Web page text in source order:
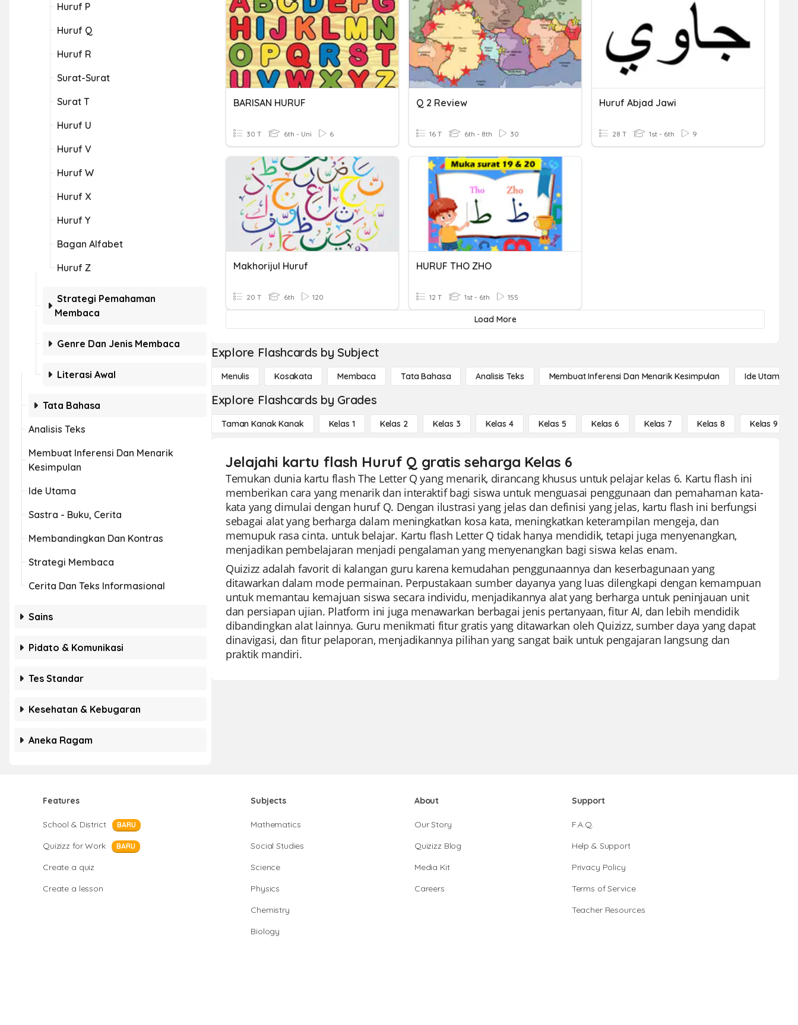
Huruf P
Huruf Q
Huruf R
Surat-Surat
Surat T
Huruf U
Huruf V
Huruf W
Huruf X
Huruf Y
Bagan Alfabet
Huruf Z
Strategi Pemahaman
Membaca
Genre Dan Jenis Membaca
Literasi Awal
Tata Bahasa
Analisis Teks
Membuat Inferensi Dan Menarik
Kesimpulan
Ide Utama
Sastra - Buku, Cerita
Membandingkan Dan Kontras
Strategi Membaca
Cerita Dan Teks Informasional
Sains
Pidato & Komunikasi
Tes Standar
Kesehatan & Kebugaran
Aneka Ragam
BARISAN HURUF
30 T 6th - Uni 6
Q 2 Review
16 T 6th - 8th 30
Huruf Abjad Jawi
28 T 1st - 6th 9
Makhorijul Huruf
20 T 6th 120
HURUF THO ZHO
12 T 1st - 6th 155
Load More
Explore Flashcards by Subject
Menulis Kosakata Membaca Tata Bahasa Analisis Teks Membuat Inferensi Dan Menarik Kesimpulan Ide Utama
Explore Flashcards by Grades
Taman Kanak Kanak Kelas 1 Kelas 2 Kelas 3 Kelas 4 Kelas 5 Kelas 6 Kelas 7 Kelas 8 Kelas 9
Jelajahi kartu flash Huruf Q gratis seharga Kelas 6
Temukan dunia kartu flash The Letter Q yang menarik, dirancang khusus untuk pelajar kelas 6. Kartu flash ini
memberikan cara yang menarik dan interaktif bagi siswa untuk menguasai penggunaan dan pemahaman kata-
kata yang dimulai dengan huruf Q. Dengan ilustrasi yang jelas dan definisi yang jelas, kartu flash ini berfungsi
sebagai alat yang berharga dalam meningkatkan kosa kata, meningkatkan keterampilan mengeja, dan
memupuk rasa cinta. untuk belajar. Kartu flash Letter Q tidak hanya mendidik, tetapi juga menyenangkan,
menjadikan pembelajaran menjadi pengalaman yang menyenangkan bagi siswa kelas enam.
Quizizz adalah favorit di kalangan guru karena kemudahan penggunaannya dan keserbagunaan yang
ditawarkan dalam mode permainan. Perpustakaan sumber dayanya yang luas dilengkapi dengan kemampuan
untuk memantau kemajuan siswa secara individu, menjadikannya alat yang berharga untuk peninjauan unit
dan persiapan ujian. Platform ini juga menawarkan berbagai jenis pertanyaan, fitur AI, dan lebih mendidik
dibandingkan alat lainnya. Guru menikmati fitur gratis yang ditawarkan oleh Quizizz, sumber daya yang dapat
dinavigasi, dan fitur pelaporan, menjadikannya pilihan yang sangat baik untuk pengajaran langsung dan
praktik mandiri.
Features
School & District BARU
Quizizz for Work BARU
Create a quiz
Create a lesson
Subjects
Mathematics
Social Studies
Science
Physics
Chemistry
Biology
About
Our Story
Quizizz Blog
Media Kit
Careers
Support
F.A.Q.
Help & Support
Privacy Policy
Terms of Service
Teacher Resources